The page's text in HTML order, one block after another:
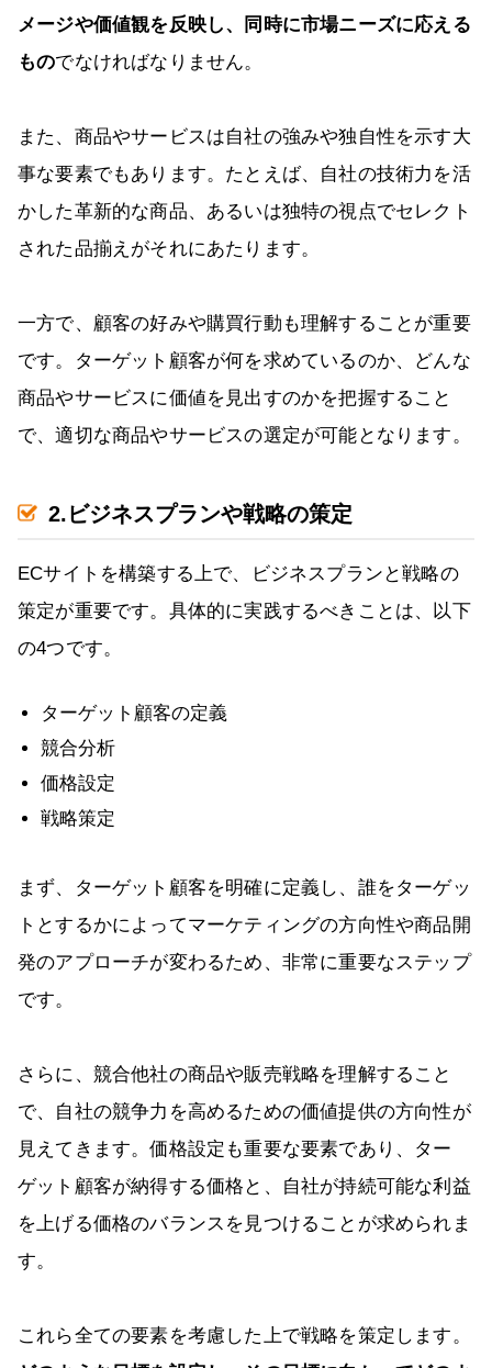
メージや価値観を反映し、同時に市場ニーズに応える
ものでなければなりません。
また、商品やサービスは自社の強みや独自性を示す大
事な要素でもあります。たとえば、自社の技術力を活
かした革新的な商品、あるいは独特の視点でセレクト
された品揃えがそれにあたります。
一方で、顧客の好みや購買行動も理解することが重要
です。ターゲット顧客が何を求めているのか、どんな
商品やサービスに価値を見出すのかを把握すること
で、適切な商品やサービスの選定が可能となります。
2.ビジネスプランや戦略の策定
ECサイトを構築する上で、ビジネスプランと戦略の
策定が重要です。具体的に実践するべきことは、以下
の4つです。
ターゲット顧客の定義
競合分析
価格設定
戦略策定
まず、ターゲット顧客を明確に定義し、誰をターゲッ
トとするかによってマーケティングの方向性や商品開
発のアプローチが変わるため、非常に重要なステップ
です。
さらに、競合他社の商品や販売戦略を理解すること
で、自社の競争力を高めるための価値提供の方向性が
見えてきます。価格設定も重要な要素であり、ター
ゲット顧客が納得する価格と、自社が持続可能な利益
を上げる価格のバランスを見つけることが求められま
す。
これら全ての要素を考慮した上で戦略を策定します。